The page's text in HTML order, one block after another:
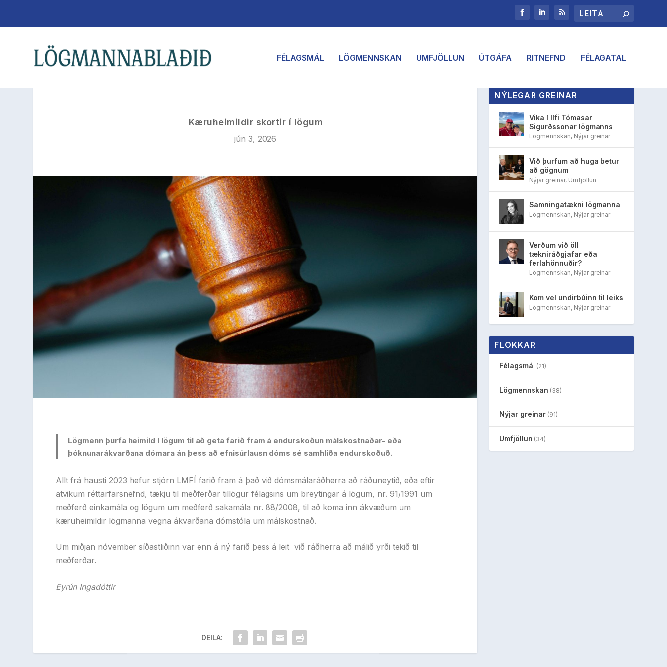
FÉLAGSMÁL LÖGMENNSKAN UMFJÖLLUN ÚTGÁFA RITNEFND FÉLAGATAL
Kæruheimildir skortir í lögum
jún 3, 2026
Lögmenn þurfa heimild í lögum til að geta farið fram á endurskoðun málskostnaðar- eða
þóknunarákvarðana dómara án þess að efnisúrlausn dóms sé samhliða endurskoðuð.
Allt frá hausti 2023 hefur stjórn LMFÍ farið fram á það við dómsmálaráðherra að ráðuneytið, eða eftir
atvikum réttarfarsnefnd, tækju til meðferðar tillögur félagsins um breytingar á lögum, nr. 91/1991 um
meðferð einkamála og lögum um meðferð sakamála nr. 88/2008, til að koma inn ákvæðum um
kæruheimildir lögmanna vegna ákvarðana dómstóla um málskostnað.
Um miðjan nóvember síðastliðinn var enn á ný farið þess á leit við ráðherra að málið yrði tekið til
meðferðar.
Eyrún Ingadóttir
DEILA:
NÝLEGAR GREINAR
Vika í lífi Tómasar
Sigurðssonar lögmanns
Lögmennskan, Nýjar greinar
Við þurfum að huga betur
að gögnum
Nýjar greinar, Umfjöllun
Samningatækni lögmanna
Lögmennskan, Nýjar greinar
Verðum við öll
tækniráðgjafar eða
ferlahönnuðir?
Lögmennskan, Nýjar greinar
Kom vel undirbúinn til leiks
Lögmennskan, Nýjar greinar
FLOKKAR
Félagsmál (21)
Lögmennskan (38)
Nýjar greinar (91)
Umfjöllun (34)